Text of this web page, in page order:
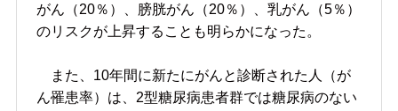
がん（20％）、膀胱がん（20％）、乳がん（5％）
のリスクが上昇することも明らかになった。
また、10年間に新たにがんと診断された人（が
ん罹患率）は、2型糖尿病患者群では糖尿病のない